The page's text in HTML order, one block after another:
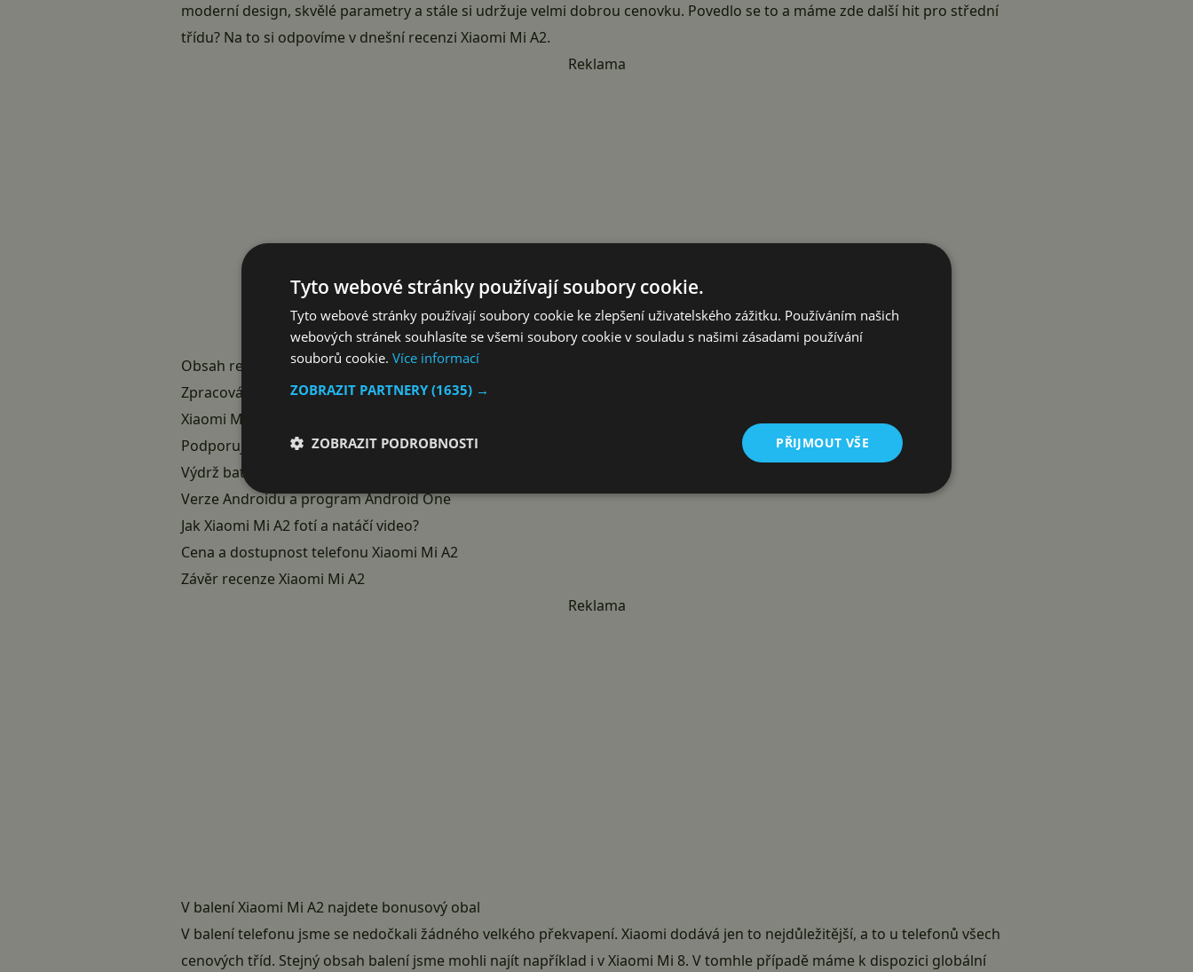
moderní design, skvělé parametry a stále si udržuje velmi dobrou cenovku. Povedlo se to a máme zde další hit pro střední
třídu? Na to si odpovíme v dnešní recenzi Xiaomi Mi A2.
Reklama
Obsah recenze Xiaomi Mi A2
Zpracování a vzhled telefonu Xiaomi Mi A2
Xiaomi Mi A2 výkon a paměť telefonu
Podporuje Xiaomi Mi A2 Dual Sim, a co české LTE?
Výdrž baterie a rychlé nabíjení Xiaomi MiA2
Verze Androidu a program Android One
Jak Xiaomi Mi A2 fotí a natáčí video?
Cena a dostupnost telefonu Xiaomi Mi A2
Závěr recenze Xiaomi Mi A2
Reklama
V balení Xiaomi Mi A2 najdete bonusový obal
V balení telefonu jsme se nedočkali žádného velkého překvapení. Xiaomi dodává jen to nejdůležitější, a to u telefonů všech
cenových tříd. Stejný obsah balení jsme mohli najít například i vXiaomi Mi 8. V tomhle případě máme k dispozici globální
Tyto webové stránky používají soubory cookie.
Tyto webové stránky používají soubory cookie ke zlepšení uživatelského zážitku. Používáním našich
webových stránek souhlasíte se všemi soubory cookie v souladu s našimi zásadami používání
souborů cookie. Více informací
ZOBRAZIT PARTNERY(1635) →
PŘIJMOUT VŠE
ZOBRAZIT PODROBNOSTI